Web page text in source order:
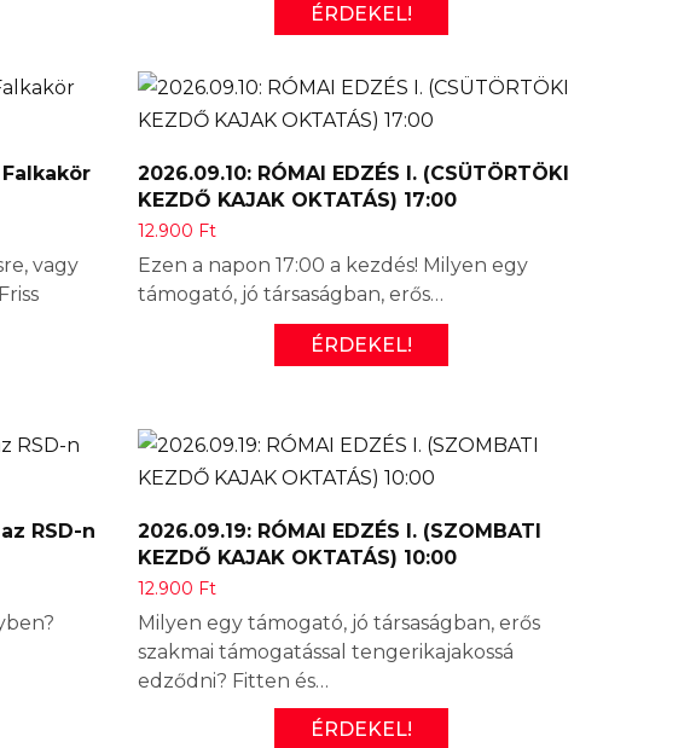
ÉRDEKEL!
Falkakör
vagy
2026.09.10: RÓMAI EDZÉS I. (CSÜTÖRTÖKI
KEZDŐ KAJAK OKTATÁS) 17:00
12.900 Ft
Ezen a napon 17:00 a kezdés! Milyen egy
támogató, jó társaságban, erős…
ÉRDEKEL!
RSD-n
2026.09.19: RÓMAI EDZÉS I. (SZOMBATI
KEZDŐ KAJAK OKTATÁS) 10:00
12.900 Ft
Milyen egy támogató, jó társaságban, erős
szakmai támogatással tengerikajakossá
edződni? Fitten és…
ÉRDEKEL!